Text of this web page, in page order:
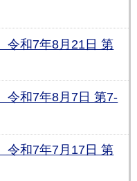
令和7年8月21日 第
令和7年8月7日 第7-
令和7年7月17日 第